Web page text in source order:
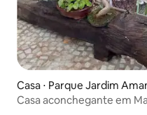
Casa ⋅ Parque Jardim
Casa aconchegante em